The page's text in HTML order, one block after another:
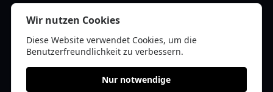
Impressum
Datenschutz
Kontakt
Wir nutzen Cookies
Diese Website verwendet Cookies, um die
Benutzerfreundlichkeit zu verbessern.
Nur notwendige